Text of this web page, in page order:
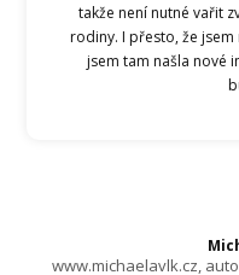
takže není nutné vařit
rodiny. I přesto, že
jsem tam našla nové
www.michaelavlk.cz,